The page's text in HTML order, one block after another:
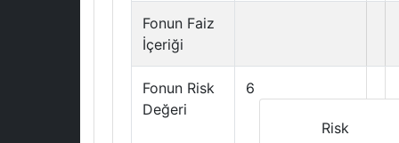
Fonun Faiz
İçeriği
Fonun Risk
Değeri
6
Risk